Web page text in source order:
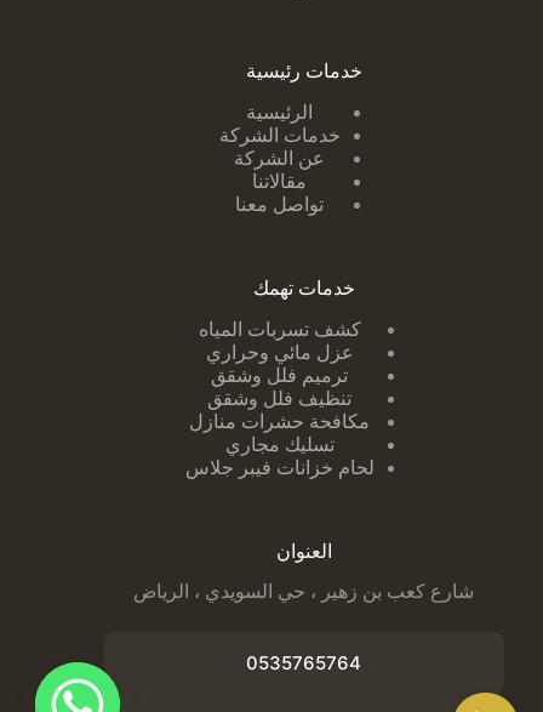
خدمات رئيسية
الرئيسية
خدمات الشركة
عن الشركة
مقالاتنا
تواصل معنا
خدمات تهمك
كشف تسربات ا لمياه
عزل مائي وحراري
ترميم فلل وشقق
تنظيف فلل وشقق
مكافحة حشرات منازل
تسليك مجاري
لحام خزانات فيبر جلاس
العنوان
شارع كعب بن زهير ، حي السويدي ، الرياض
0535765764